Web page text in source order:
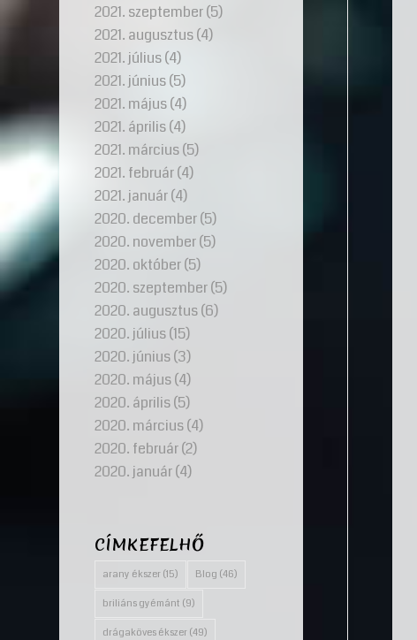
2021. szeptember(5)
2021. augusztus(4)
2021. július(4)
2021. június(5)
2021. május(4)
2021. április(4)
2021. március(5)
2021. február(4)
2021. január(4)
2020. december(5)
2020. november(5)
2020. október(5)
2020. szeptember(5)
2020. augusztus(6)
2020. július(15)
2020. június(3)
2020. május(4)
2020. április(5)
2020. március(4)
2020. február(2)
2020. január(4)
CÍMKEFELHŐ
arany ékszer (15) Blog (46)
briliáns gyémánt (9)
drágaköves ékszer (49)